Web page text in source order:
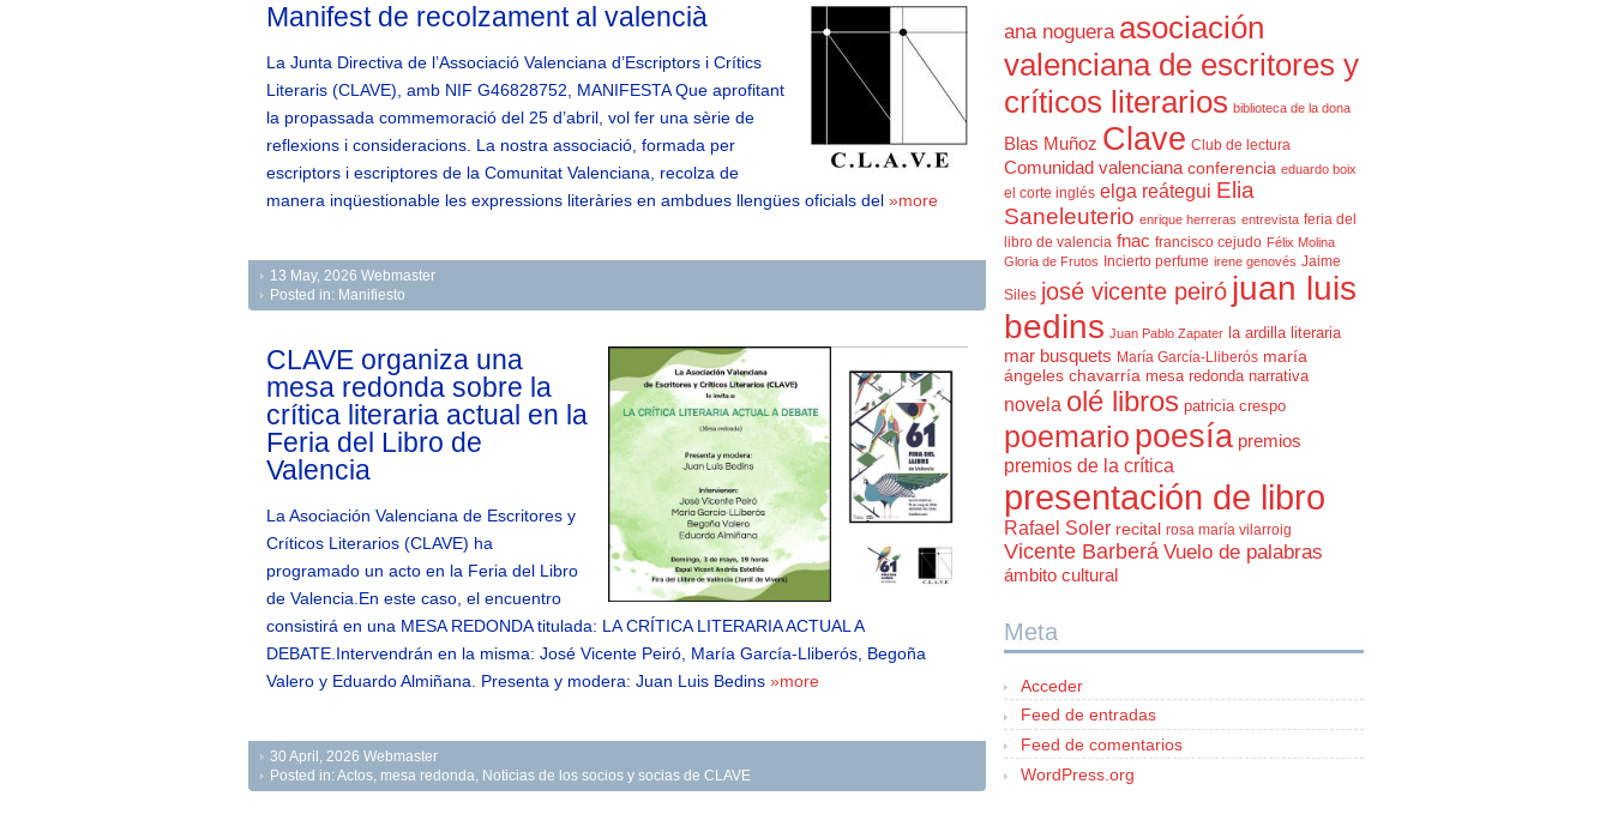
Manifest de recolzament al valencià
La Junta Directiva de l’Associació Valenciana d’Escriptors i Crítics
Literaris (CLAVE), amb NIF G46828752, MANIFESTA Que aprofitant
la propassada commemoració del 25 d’abril, vol fer una sèrie de
reflexions i consideracions. La nostra associació, formada per
escriptors i escriptores de la Comunitat Valenciana, recolza de
manera inqüestionable les expressions literàries en ambdues llengües oficials del »more
13 May, 2026 Webmaster
Posted in: Manifiesto
CLAVE organiza una
mesa redonda sobre la
crítica literaria actual en la
Feria del Libro de
Valencia
La Asociación Valenciana de Escritores y
Críticos Literarios (CLAVE) ha
programado un acto en la Feria del Libro
de Valencia.En este caso, el encuentro
consistirá en una MESA REDONDA titulada: LA CRÍTICA LITERARIA ACTUAL A
DEBATE.Intervendrán en la misma: José Vicente Peiró, María García-Lliberós, Begoña
Valero y Eduardo Almiñana. Presenta y modera: Juan Luis Bedins »more
30 April, 2026 Webmaster
Posted in: Actos, mesa redonda, Noticias de los socios y socias de CLAVE
ana noguera asociación
valenciana de escritores y
críticos literarios biblioteca de la dona
Blas Muñoz Clave Club de lectura
Comunidad valenciana conferencia eduardo boix
el corte inglés elga reátegui Elia
Saneleuterio enrique herreras entrevista feria del
libro de valencia fnac francisco cejudo Félix Molina
Gloria de Frutos
Incierto perfume irene genovés Jaime
Siles josé vicente peiró juan luis
bedins Juan Pablo Zapater la ardilla literaria
mar busquets María García-Lliberós maría
ángeles chavarría mesa redonda narrativa
novela olé libros patricia crespo
poemario poesía premios
premios de la crítica
presentación de libro
Rafael Soler recital rosa maría vilarroig
Vicente Barberá Vuelo de palabras
ámbito cultural
Meta
Acceder
Feed de entradas
Feed de comentarios
WordPress.org